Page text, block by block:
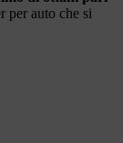
per auto che si